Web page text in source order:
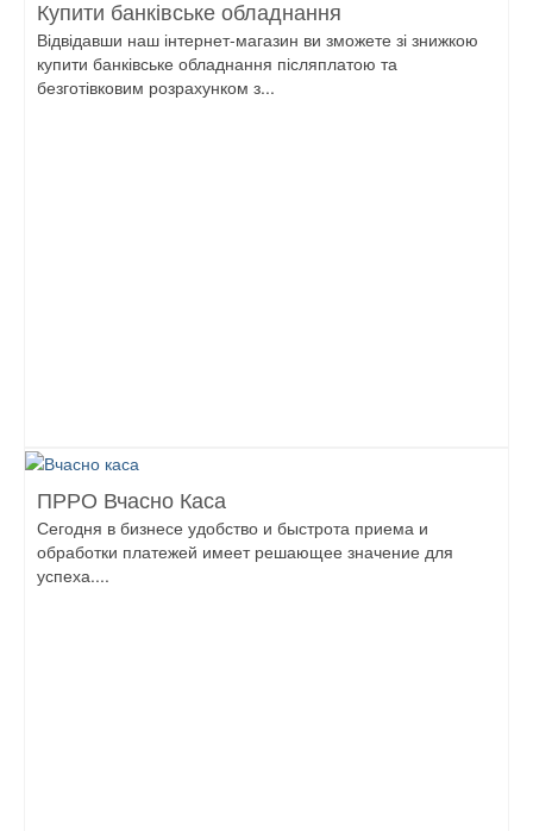
Купити банківське обладнання
Відвідавши наш інтернет-магазин ви зможете зі знижкою
купити банківське обладнання післяплатою та
безготівковим розрахунком з...
ПРРО Вчасно Каса
Сегодня в бизнесе удобство и быстрота приема и
обработки платежей имеет решающее значение для
успеха....